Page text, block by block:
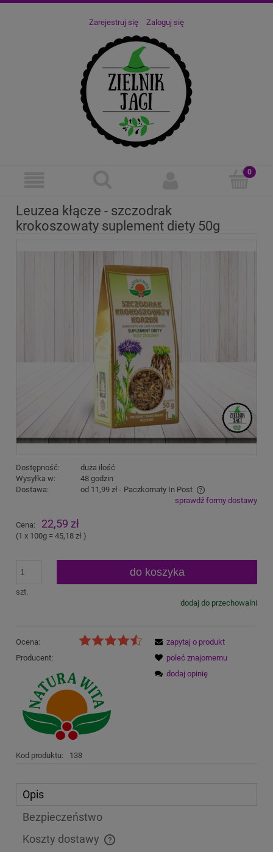
Zarejestruj się Zaloguj się
Leuzea kłącze - szczodrak
krokoszowaty suplement diety 50g
Dostępność:
duża ilość
Wysyłka w:
48 godzin
Dostawa:
od 11,99 zł - Paczkomaty In Post
Cena nie zawiera ewentualnych kosztów płatnościsprawdź formy dostawy
Cena: 22,59 zł
(1 x 100g = 45,18 zł )
szt.
do koszyka
dodaj do przechowalni
Ocena:
Producent:
Kod produktu: 138
zapytaj o produkt
poleć znajomemu
dodaj opinię
Opis
Bezpieczeństwo
Koszty dostawy
Cena nie zawiera ewentualnych kosztów płatności